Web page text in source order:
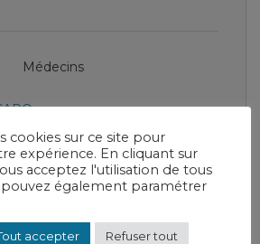
Médecins
cookies sur ce site pour
expérience. En cliquant sur
acceptez l'utilisation de tous
pouvez également paramétrer
accepter Refuser tout